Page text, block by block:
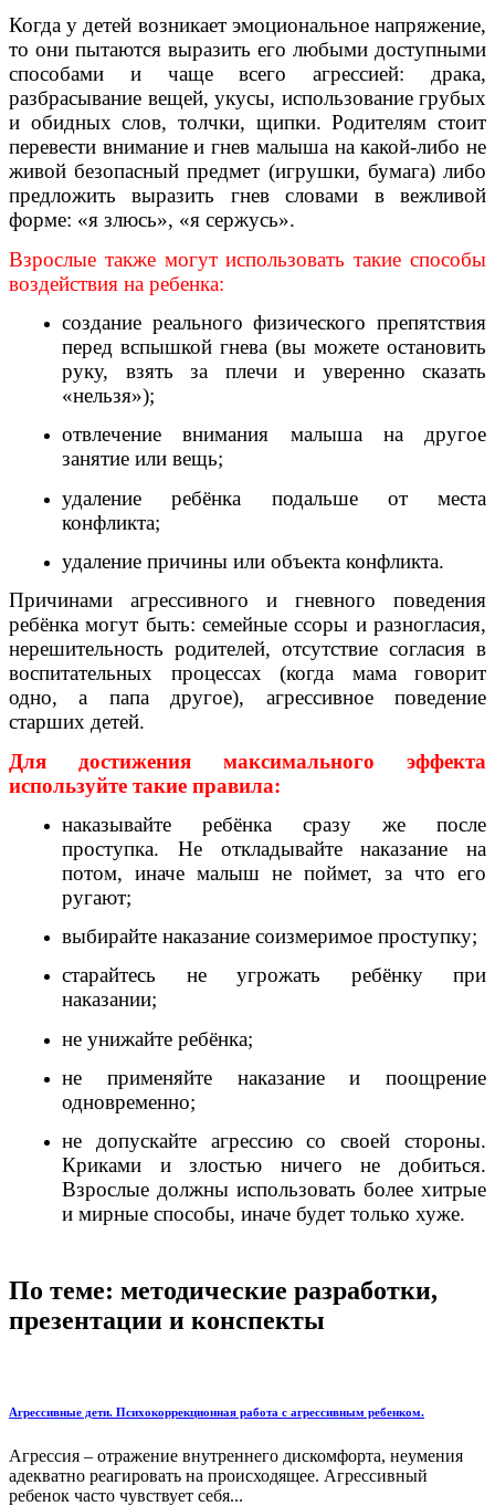
Когда у детей возникает эмоциональное напряжение,
то они пытаются выразить его любыми доступными
способами и чаще всего агрессией: драка,
разбрасывание вещей, укусы, использование грубых
и обидных слов, толчки, щипки. Родителям стоит
перевести внимание и гнев малыша на какой-либо не
живой безопасный предмет (игрушки, бумага) либо
предложить выразить гнев словами в вежливой
форме: «я злюсь», «я сержусь».
Взрослые также могут использовать такие способы
воздействия на ребенка:
создание реального физического препятствия
перед вспышкой гнева (вы можете остановить
руку, взять за плечи и уверенно сказать
«нельзя»);
отвлечение внимания малыша на другое
занятие или вещь;
удаление ребёнка подальше от места
конфликта;
удаление причины или объекта конфликта.
Причинами агрессивного и гневного поведения
ребёнка могут быть: семейные ссоры и разногласия,
нерешительность родителей, отсутствие согласия в
воспитательных процессах (когда мама говорит
одно, а папа другое), агрессивное поведение
старших детей.
Для достижения максимального эффекта
используйте такие правила:
наказывайте ребёнка сразу же после
проступка. Не откладывайте наказание на
потом, иначе малыш не поймет, за что его
ругают;
выбирайте наказание соизмеримое проступку;
старайтесь не угрожать ребёнку при
наказании;
не унижайте ребёнка;
не применяйте наказание и поощрение
одновременно;
не допускайте агрессию со своей стороны.
Криками и злостью ничего не добиться.
Взрослые должны использовать более хитрые
и мирные способы, иначе будет только хуже.
По теме: методические разработки,
презентации и конспекты
Агрессивные дети. Психокоррекционная работа с агрессивным ребенком.
Агрессия – отражение внутреннего дискомфорта, неумения
адекватно реагировать на происходящее. Агрессивный
ребенок часто чувствует себя...